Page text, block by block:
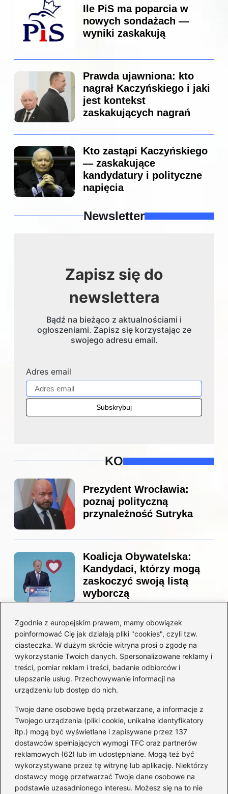
Zgodnie z europejskim prawem, mamy obowiązek
poinformować Cię jak działają pliki "cookies", czyli tzw.
ciasteczka. W dużym skrócie witryna prosi o zgodę na
wykorzystanie Twoich danych. Spersonalizowane reklamy i
treści, pomiar reklam i treści, badanie odbiorców i
ulepszanie usług. Przechowywanie informacji na
urządzeniu lub dostęp do nich.
Twoje dane osobowe będą przetwarzane, a informacje z
Twojego urządzenia (pliki cookie, unikalne identyfikatory
itp.) mogą być wyświetlane i zapisywane przez 137
dostawców spełniających wymogi TFC oraz partnerów
reklamowych (62) lub im udostępniane. Mogą też być
wykorzystywane przez tę witrynę lub aplikację. Niektórzy
dostawcy mogę przetwarzać Twoje dane osobowe na
podstawie uzasadnionego interesu. Możesz się na to nie
Ile PiS ma poparcia w
nowych sondażach —
wyniki zaskakują
Prawda ujawniona: kto
nagrał Kaczyńskiego i jaki
jest kontekst
zaskakujących nagrań
Kto zastąpi Kaczyńskiego
— zaskakujące
kandydatury i polityczne
napięcia
Newsletter
Zapisz się do
newslettera
Bądź na bieżąco z aktualnościami i
ogłoszeniami. Zapisz się korzystając ze
swojego adresu email.
Adres email
KO
Prezydent Wrocławia:
poznaj polityczną
przynależność Sutryka
Koalicja Obywatelska:
Kandydaci, którzy mogą
zaskoczyć swoją listą
wyborczą
Co naprawdę sprzedał
Tusk? Zaskakujące kulisy
wyprzedaży spółek
państwowych
Borys Budka: odkryj kulisy
jego fascynującej kariery
politycznej
Zaskakujące fakty o
przynależności Tuska: W